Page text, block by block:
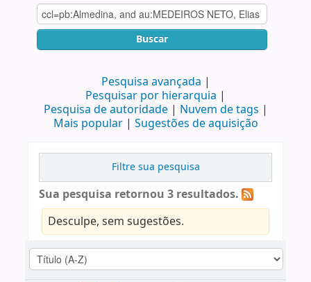
Buscar
Pesquisa avançada
Pesquisar por hierarquia
Pesquisa de autoridade
Nuvem de tags
Mais popular
Sugestões de aquisição
Filtre sua pesquisa
Sua pesquisa retornou 3 resultados.
Desculpe, sem sugestões.